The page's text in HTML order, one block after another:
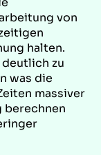
von
halten.
zu
was die
massiver
berechnen